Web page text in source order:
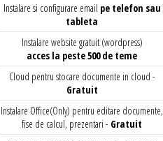
Instalare si configurare email pe telefon sau
tableta
Instalare website gratuit (wordpress)
acces la peste 500 de teme
Cloud pentru stocare documente in cloud -
Gratuit
Instalare Office(Only) pentru editare documente,
fise de calcul, prezentari - Gratuit